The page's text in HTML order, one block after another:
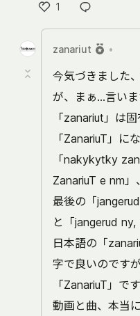
1
い
ねzanariut •
今気づきました
が、まぁ…言い
「zanariut」は
「ZanariuT」に
「nakykytky
ZanariuT e nm」、
最後の「
と「jangerud
日本語の「
字で良いのです
「ZanariuT」で
動画と曲、本